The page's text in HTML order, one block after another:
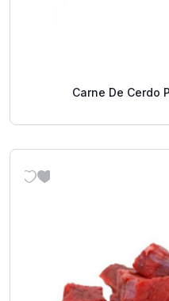
Carne De Cerdo